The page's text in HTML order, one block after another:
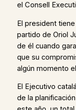
el Consell
El president
partido de Oriol
de él cuando
que su
algún momento
El Ejecutivo
de la